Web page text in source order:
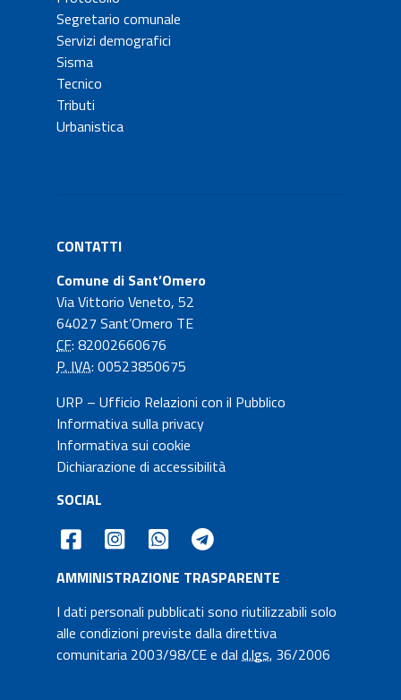
Segretario comunale
Servizi demografici
Sisma
Tecnico
Tributi
Urbanistica
CONTATTI
Comune di Sant’Omero
Via Vittorio Veneto, 52
64027 Sant’Omero TE
CF: 82002660676
P. IVA: 00523850675
URP – Ufficio Relazioni con il Pubblico
Informativa sulla privacy
Informativa sui cookie
Dichiarazione di accessibilità
SOCIAL
AMMINISTRAZIONE TRASPARENTE
I dati personali pubblicati sono riutilizzabili solo
alle condizioni previste dalla direttiva
comunitaria 2003/98/CE e dal d.lgs. 36/2006